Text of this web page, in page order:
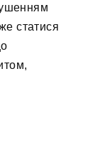
статися